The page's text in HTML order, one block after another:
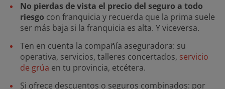
No pierdas de vista el precio del seguro a todo
riesgo con franquicia y recuerda que la prima suele
ser más baja si la franquicia es alta. Y viceversa.
Ten en cuenta la compañía aseguradora: su
operativa, servicios, talleres concertados, servicio
de grúa en tu provincia, etcétera.
Si ofrece descuentos o seguros combinados: por